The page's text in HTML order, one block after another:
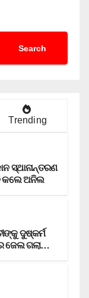
Search
Trending
ସ୍ଥାନାନ୍ତରଣ
କଲେ ଅନିଲ
ଦୁଷ୍କର୍ମ
ଜେଲ ଗଲା